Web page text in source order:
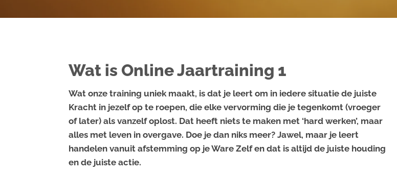
Wat is Online Jaartraining 1
Wat onze training uniek maakt, is dat je leert om in iedere situatie de juiste
Kracht in jezelf op te roepen, die elke vervorming die je tegenkomt (vroeger
of later) als vanzelf oplost. Dat heeft niets te maken met ‘hard werken’, maar
alles met leven in overgave. Doe je dan niks meer? Jawel, maar je leert
handelen vanuit afstemming op je Ware Zelf en dat is altijd de juiste houding
en de juiste actie.